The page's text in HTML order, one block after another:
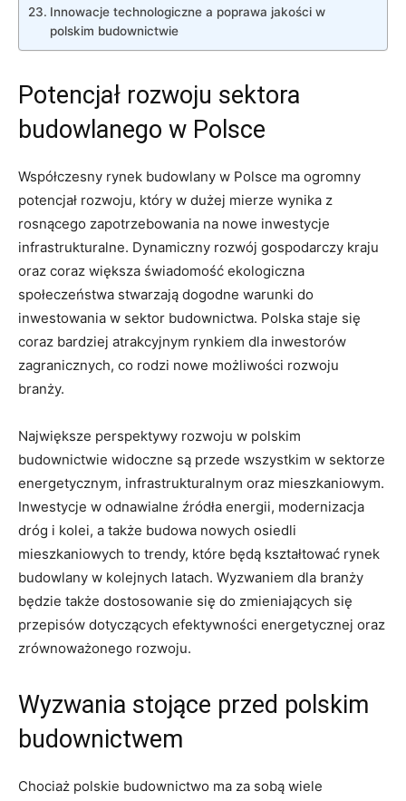
Innowacje technologiczne a poprawa jakości w
polskim budownictwie
Potencjał rozwoju sektora
budowlanego w Polsce
Współczesny rynek budowlany w Polsce ma ogromny
potencjał rozwoju,⁣ który ‍w dużej mierze wynika z
rosnącego zapotrzebowania na nowe inwestycje
infrastrukturalne. Dynamiczny rozwój gospodarczy​ kraju​
oraz coraz większa świadomość ekologiczna
społeczeństwa stwarzają dogodne warunki do
inwestowania w sektor budownictwa. Polska ‍staje się‍
coraz ‌bardziej atrakcyjnym rynkiem ​dla​ inwestorów
zagranicznych, co rodzi nowe możliwości rozwoju‍
branży.
Największe perspektywy rozwoju w polskim
budownictwie widoczne są przede wszystkim w sektorze
energetycznym, infrastrukturalnym oraz mieszkaniowym.
Inwestycje w ⁤odnawialne źródła energii, modernizacja
dróg i kolei, a także budowa nowych osiedli
mieszkaniowych to trendy, które będą ​kształtować rynek
budowlany w kolejnych latach. Wyzwaniem dla branży
będzie także dostosowanie się do zmieniających się
przepisów dotyczących efektywności energetycznej oraz
zrównoważonego rozwoju.
Wyzwania stojące przed polskim
budownictwem
Chociaż polskie budownictwo ma za ‍sobą wiele